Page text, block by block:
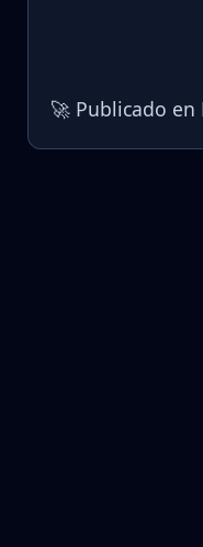
🚀 Publicado en